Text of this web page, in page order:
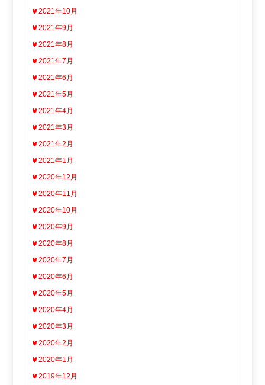
2021年10月
2021年9月
2021年8月
2021年7月
2021年6月
2021年5月
2021年4月
2021年3月
2021年2月
2021年1月
2020年12月
2020年11月
2020年10月
2020年9月
2020年8月
2020年7月
2020年6月
2020年5月
2020年4月
2020年3月
2020年2月
2020年1月
2019年12月